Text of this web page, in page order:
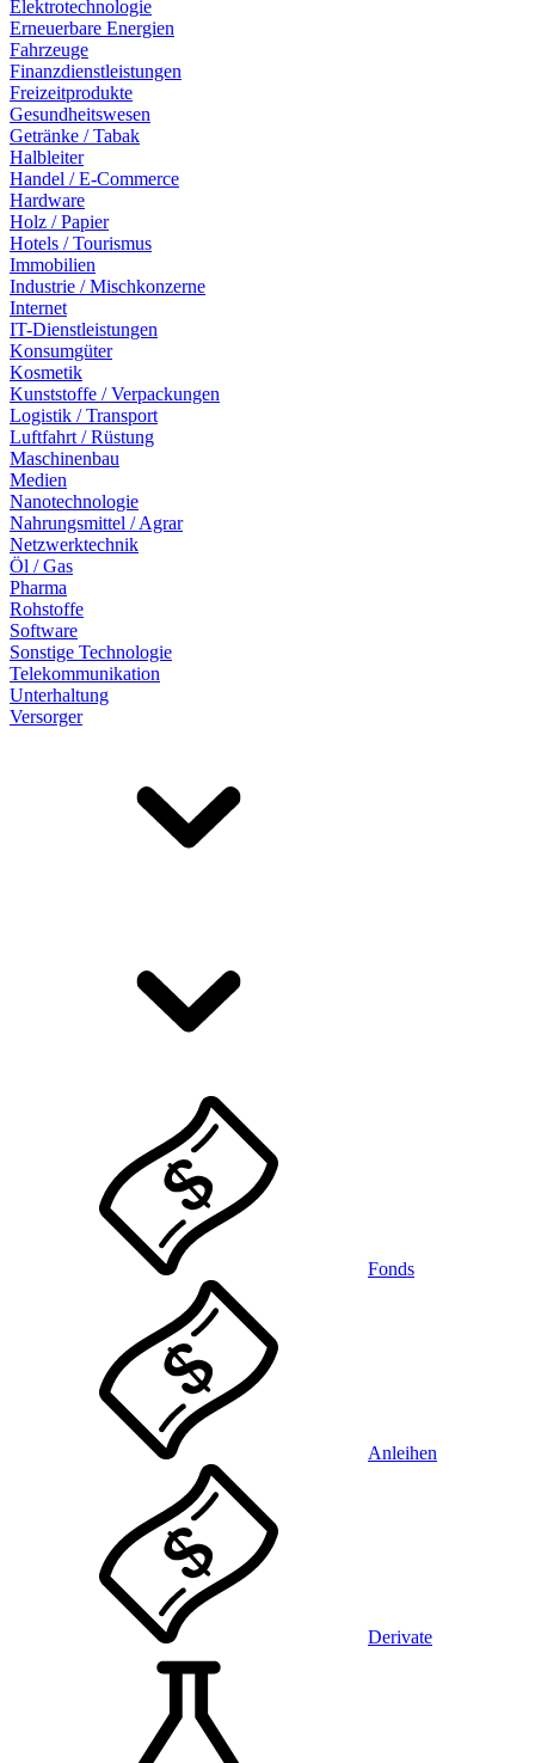
Elektrotechnologie
Erneuerbare Energien
Fahrzeuge
Finanzdienstleistungen
Freizeitprodukte
Gesundheitswesen
Getränke / Tabak
Halbleiter
Handel / E-Commerce
Hardware
Holz / Papier
Hotels / Tourismus
Immobilien
Industrie / Mischkonzerne
Internet
IT-Dienstleistungen
Konsumgüter
Kosmetik
Kunststoffe / Verpackungen
Logistik / Transport
Luftfahrt / Rüstung
Maschinenbau
Medien
Nanotechnologie
Nahrungsmittel / Agrar
Netzwerktechnik
Öl / Gas
Pharma
Rohstoffe
Software
Sonstige Technologie
Telekommunikation
Unterhaltung
Versorger
Fonds
Anleihen
Derivate